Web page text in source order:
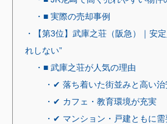
・■ 実際の売却事例
・【第3位】武庫之荘（阪急）｜安
れしない”
・■ 武庫之荘が人気の理由
・✔ 落ち着いた街並みと高い
・✔ カフェ・教育環境が充実
・✔ マンション・戸建ともに